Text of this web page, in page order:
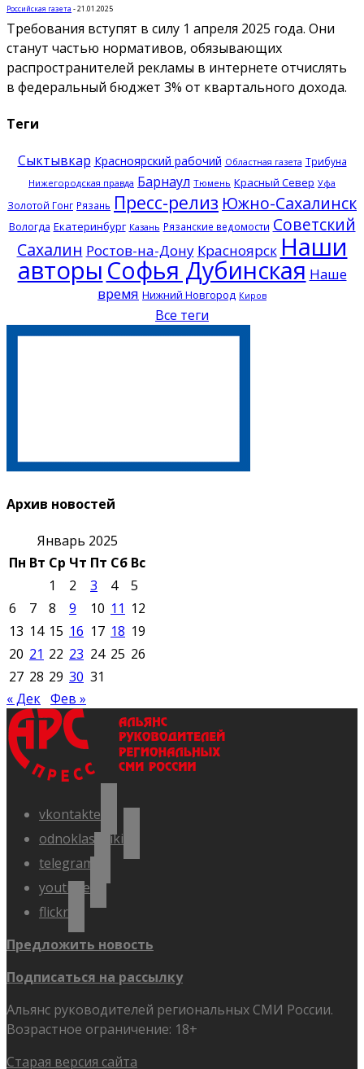
Российская газета -21.01.2025
Требования вступят в силу 1 апреля 2025 года. Они
станут частью нормативов, обязывающих
распространителей рекламы в интернете отчислять
в федеральный бюджет 3% от квартального дохода.
Теги
Сыктывкар Красноярский рабочий Областная газета Трибуна
Нижегородская правда Барнаул Тюмень Красный Север Уфа
Золотой Гонг Рязань Пресс-релиз Южно-Сахалинск
Вологда Екатеринбург Казань Рязанские ведомости Советский
Сахалин Ростов-на-Дону Красноярск Наши
авторы Софья Дубинская Наше
время Нижний Новгород Киров
Все теги
Архив новостей
Январь 2025
Пн Вт Ср Чт Пт Сб Вс
1
2 3 4
5
6
7 8 9 10 11 12
13 14 15 16 17 18 19
20 21 22 23 24 25 26
27 28 29 30 31
« Дек Фев »
vkontakte
odnoklassniki
telegram
youtube
flickr
Предложить новость
Подписаться на рассылку
Альянс руководителей региональных СМИ России.
Возрастное ограничение: 18+
Старая версия сайта